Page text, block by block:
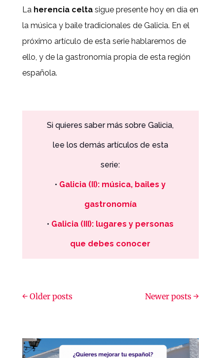
La herencia celtasigue presente hoy en día en
la música y baile tradicionales de Galicia. En el
próximo artículo de esta seriehablaremos de
ello, y de la gastronomía propia de esta región
española.
Si quieres saber más sobre Galicia,
lee los demás artículos de esta
serie:
• Galicia (II): música, bailes y
gastronomía
• Galicia (III): lugares y personas
que debes conocer
← Older posts Newer posts →